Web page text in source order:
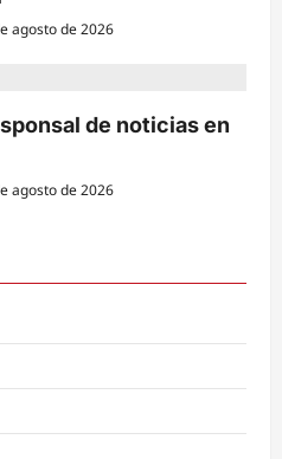
agosto de 2026
de noticias en
agosto de 2026